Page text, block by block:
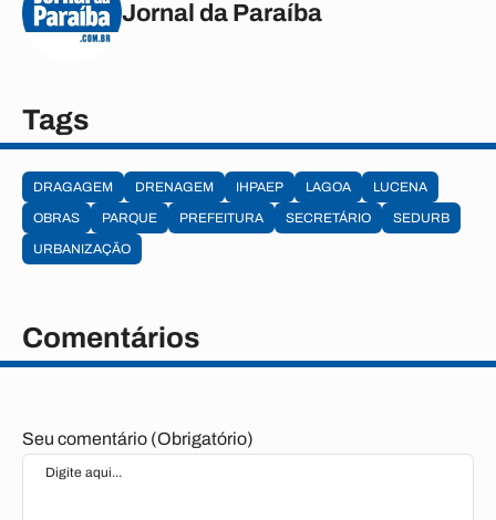
Jornal da Paraíba
Tags
DRAGAGEM DRENAGEM IHPAEP LAGOA
LUCENA
OBRAS
PARQUE PREFEITURA SECRETÁRIO
SEDURB
URBANIZAÇÃO
Comentários
Seu comentário (Obrigatório)